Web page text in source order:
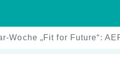
Woche „Fit for Future“: